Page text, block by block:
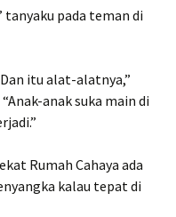
tanyaku pada teman di
itu alat-alatnya,”
anak suka main di
Rumah Cahaya ada
kalau tepat di